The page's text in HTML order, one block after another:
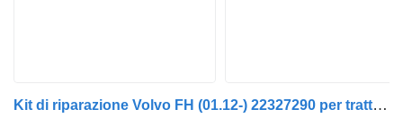
Kit di riparazione Volvo FH (01.12-) 22327290 per trattore stradale Volvo FH, FM, FMX-4 series (2013-)